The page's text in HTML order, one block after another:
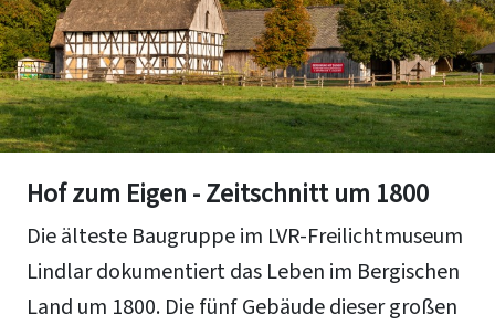
Hof zum Eigen - Zeitschnitt um 1800
Die älteste Baugruppe im LVR-Freilichtmuseum
Lindlar dokumentiert das Leben im Bergischen
Land um 1800. Die fünf Gebäude dieser großen